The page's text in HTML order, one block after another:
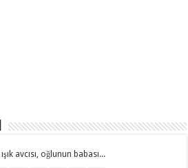
avcısı, oğlunun babası...